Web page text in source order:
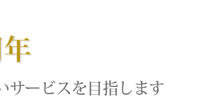
サービスを目指します